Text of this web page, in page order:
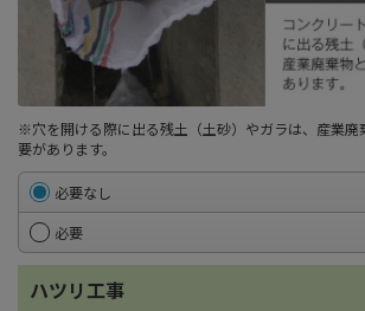
※穴を開ける際に出る残土（土砂）やガラは、産業廃
要があります。
必要なし
必要
ハツリ工事